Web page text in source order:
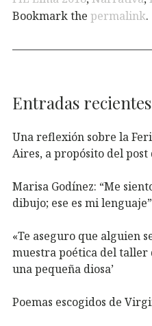
Bookmark the permalink.
Entradas recientes
Una reflexión sobre la
Aires, a propósito del
Marisa Godínez: “Me
dibujo; ese es mi lenguaje”
«Te aseguro que alguien
muestra poética del taller
una pequeña diosa’
Poemas escogidos de